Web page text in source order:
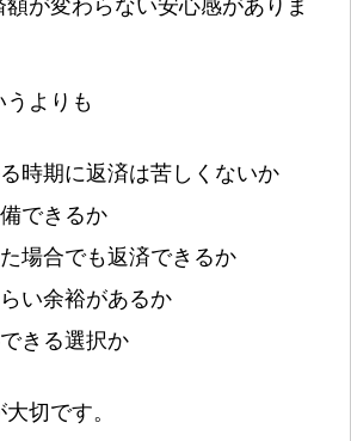
が変わらない安心感がありま
うよりも
時期に返済は苦しくないか
できるか
場合でも返済できるか
い余裕があるか
きる選択か
切です。